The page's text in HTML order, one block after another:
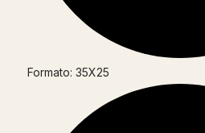
Formato: 35X25